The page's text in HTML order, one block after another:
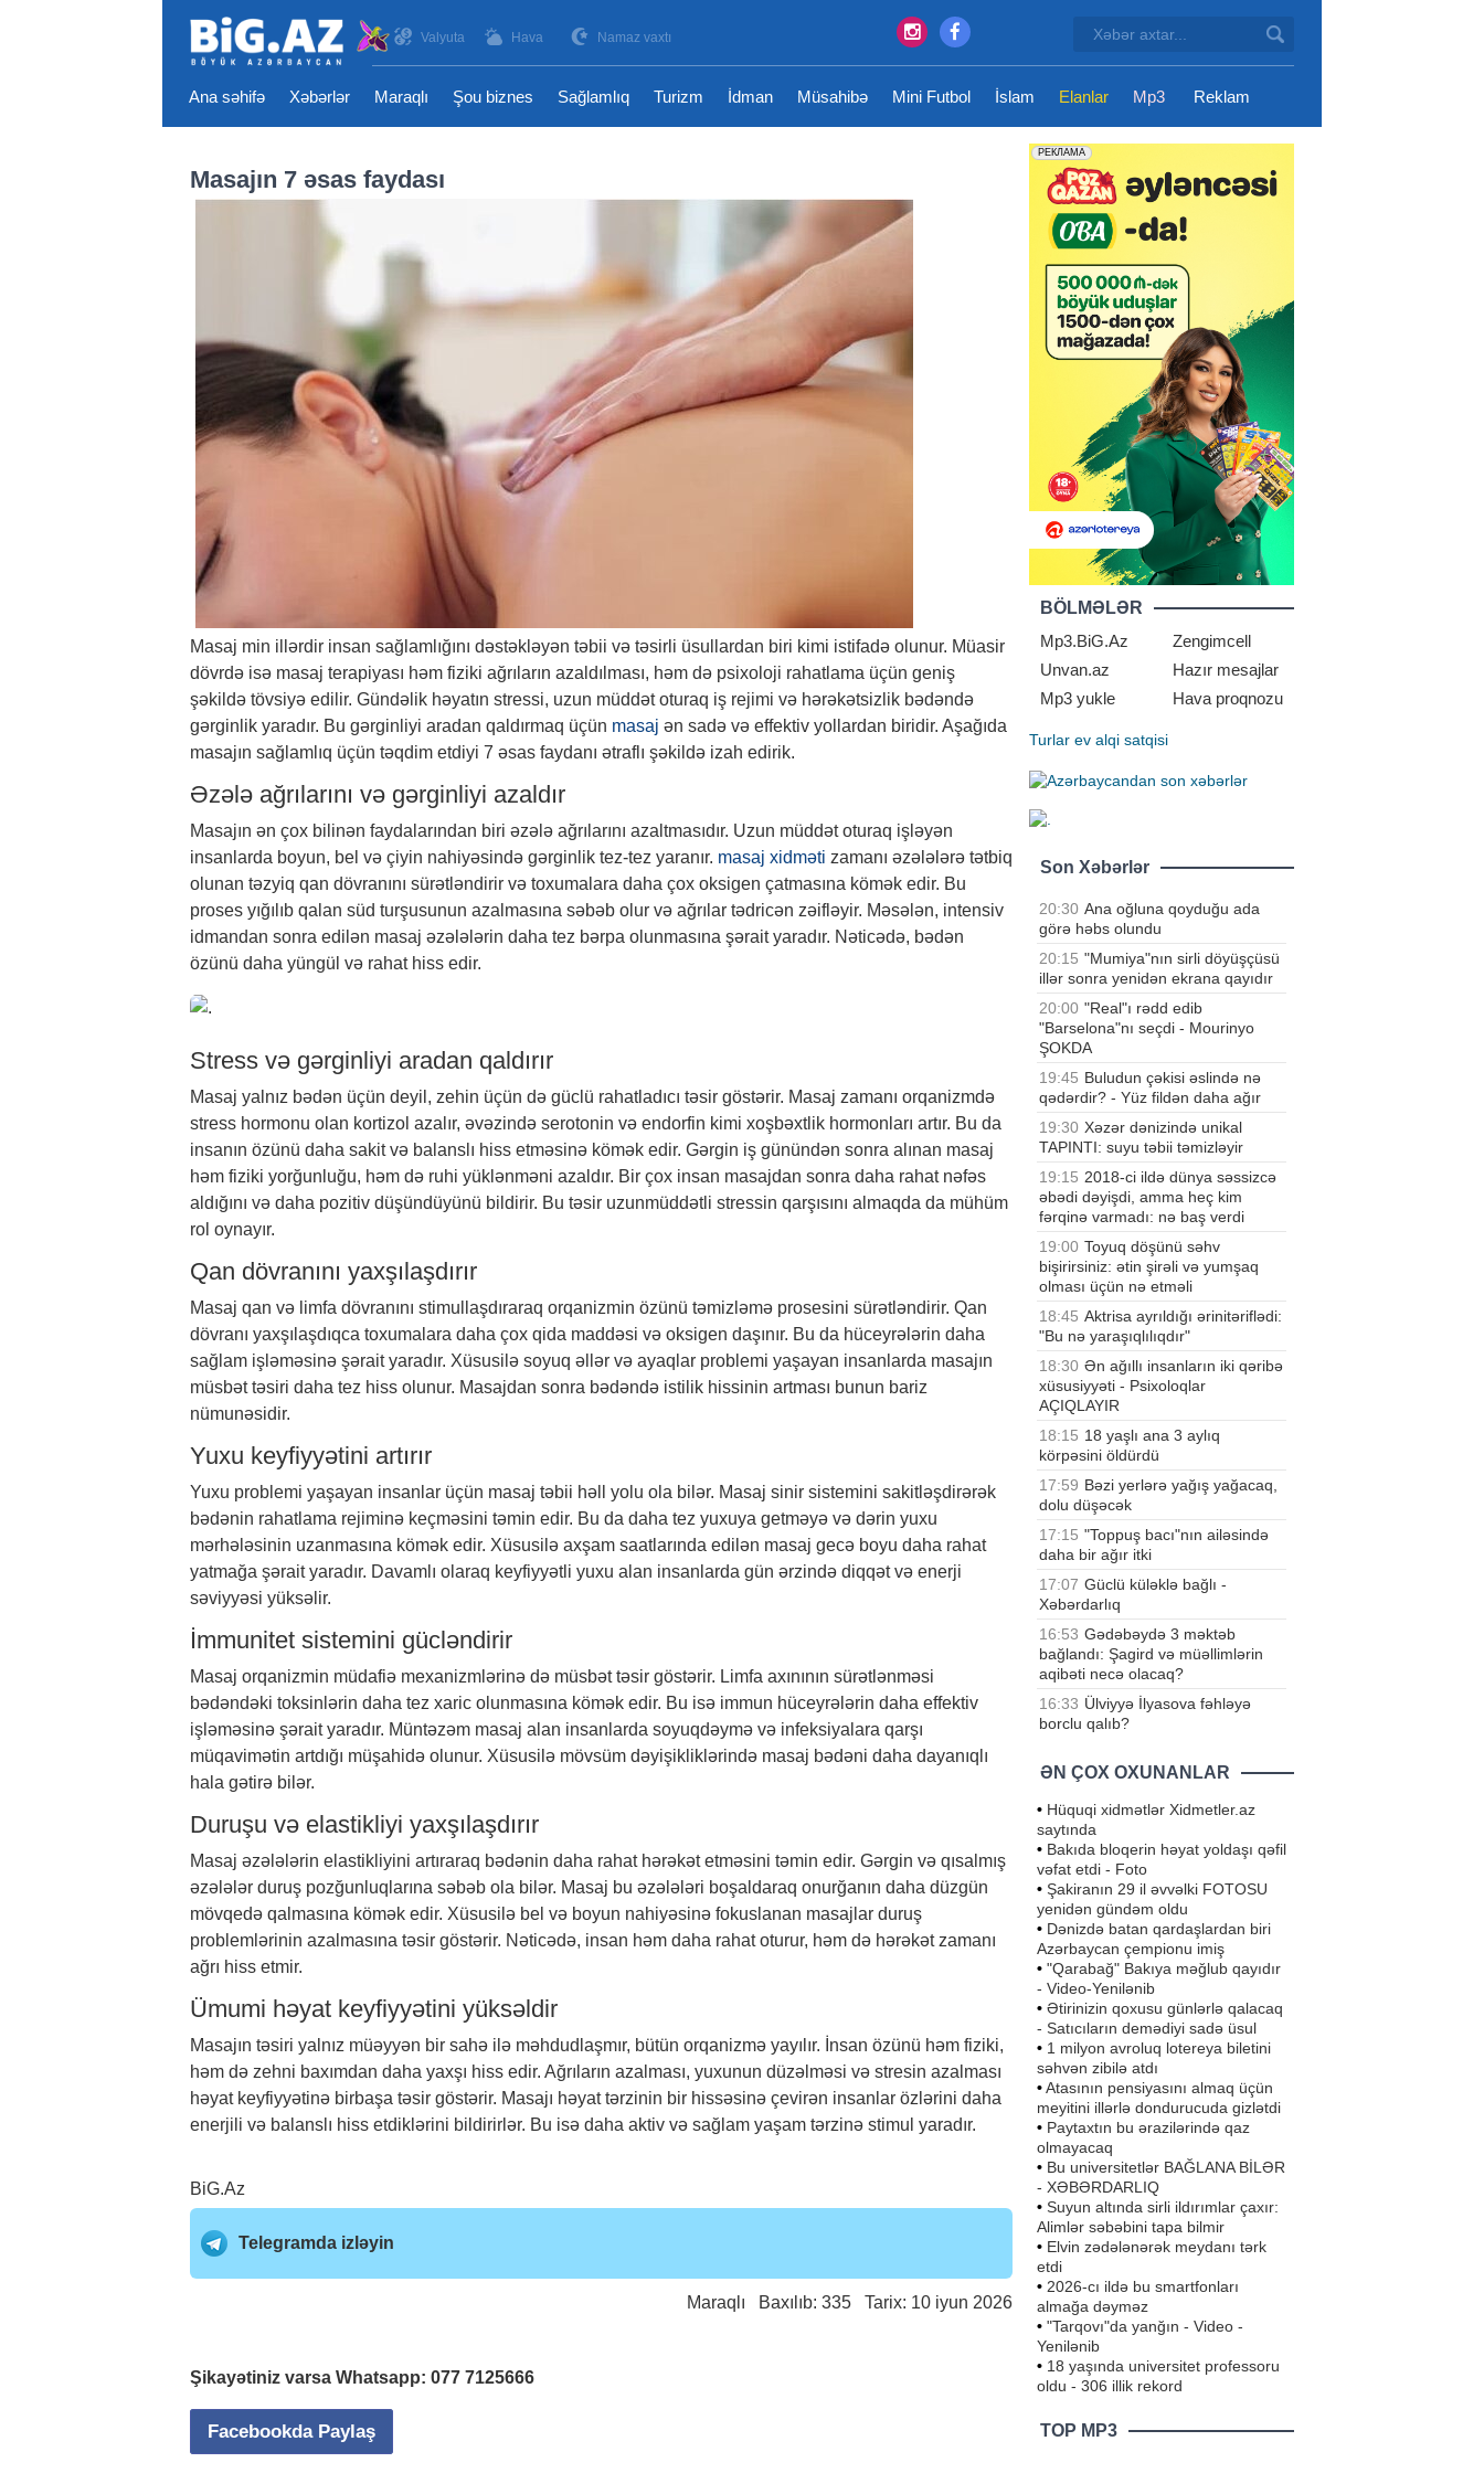
Valyuta Hava Namaz vaxtı
Ana səhifə Xəbərlər Maraqlı Şou biznes Sağlamlıq Turizm İdman Müsahibə Mini Futbol İslam Elanlar Mp3 Reklam
Masajın 7 əsas faydası
Masaj min illərdir insan sağlamlığını dəstəkləyən təbii və təsirli üsullardan biri kimi istifadə olunur. Müasir
dövrdə isə masaj terapiyası həm fiziki ağrıların azaldılması, həm də psixoloji rahatlama üçün geniş
şəkildə tövsiyə edilir. Gündəlik həyatın stressi, uzun müddət oturaq iş rejimi və hərəkətsizlik bədəndə
gərginlik yaradır. Bu gərginliyi aradan qaldırmaq üçün masaj ən sadə və effektiv yollardan biridir. Aşağıda
masajın sağlamlıq üçün təqdim etdiyi 7 əsas faydanı ətraflı şəkildə izah edirik.
Əzələ ağrılarını və gərginliyi azaldır
Masajın ən çox bilinən faydalarından biri əzələ ağrılarını azaltmasıdır. Uzun müddət oturaq işləyən
insanlarda boyun, bel və çiyin nahiyəsində gərginlik tez-tez yaranır. masaj xidməti zamanı əzələlərə tətbiq
olunan təzyiq qan dövranını sürətləndirir və toxumalara daha çox oksigen çatmasına kömək edir. Bu
proses yığılıb qalan süd turşusunun azalmasına səbəb olur və ağrılar tədricən zəifləyir. Məsələn, intensiv
idmandan sonra edilən masaj əzələlərin daha tez bərpa olunmasına şərait yaradır. Nəticədə, bədən
özünü daha yüngül və rahat hiss edir.
Stress və gərginliyi aradan qaldırır
Masaj yalnız bədən üçün deyil, zehin üçün də güclü rahatladıcı təsir göstərir. Masaj zamanı orqanizmdə
stress hormonu olan kortizol azalır, əvəzində serotonin və endorfin kimi xoşbəxtlik hormonları artır. Bu da
insanın özünü daha sakit və balanslı hiss etməsinə kömək edir. Gərgin iş günündən sonra alınan masaj
həm fiziki yorğunluğu, həm də ruhi yüklənməni azaldır. Bir çox insan masajdan sonra daha rahat nəfəs
aldığını və daha pozitiv düşündüyünü bildirir. Bu təsir uzunmüddətli stressin qarşısını almaqda da mühüm
rol oynayır.
Qan dövranını yaxşılaşdırır
Masaj qan və limfa dövranını stimullaşdıraraq orqanizmin özünü təmizləmə prosesini sürətləndirir. Qan
dövranı yaxşılaşdıqca toxumalara daha çox qida maddəsi və oksigen daşınır. Bu da hüceyrələrin daha
sağlam işləməsinə şərait yaradır. Xüsusilə soyuq əllər və ayaqlar problemi yaşayan insanlarda masajın
müsbət təsiri daha tez hiss olunur. Masajdan sonra bədəndə istilik hissinin artması bunun bariz
nümunəsidir.
Yuxu keyfiyyətini artırır
Yuxu problemi yaşayan insanlar üçün masaj təbii həll yolu ola bilər. Masaj sinir sistemini sakitləşdirərək
bədənin rahatlama rejiminə keçməsini təmin edir. Bu da daha tez yuxuya getməyə və dərin yuxu
mərhələsinin uzanmasına kömək edir. Xüsusilə axşam saatlarında edilən masaj gecə boyu daha rahat
yatmağa şərait yaradır. Davamlı olaraq keyfiyyətli yuxu alan insanlarda gün ərzində diqqət və enerji
səviyyəsi yüksəlir.
İmmunitet sistemini gücləndirir
Masaj orqanizmin müdafiə mexanizmlərinə də müsbət təsir göstərir. Limfa axınının sürətlənməsi
bədəndəki toksinlərin daha tez xaric olunmasına kömək edir. Bu isə immun hüceyrələrin daha effektiv
işləməsinə şərait yaradır. Müntəzəm masaj alan insanlarda soyuqdəymə və infeksiyalara qarşı
müqavimətin artdığı müşahidə olunur. Xüsusilə mövsüm dəyişikliklərində masaj bədəni daha dayanıqlı
hala gətirə bilər.
Duruşu və elastikliyi yaxşılaşdırır
Masaj əzələlərin elastikliyini artıraraq bədənin daha rahat hərəkət etməsini təmin edir. Gərgin və qısalmış
əzələlər duruş pozğunluqlarına səbəb ola bilər. Masaj bu əzələləri boşaldaraq onurğanın daha düzgün
mövqedə qalmasına kömək edir. Xüsusilə bel və boyun nahiyəsinə fokuslanan masajlar duruş
problemlərinin azalmasına təsir göstərir. Nəticədə, insan həm daha rahat oturur, həm də hərəkət zamanı
ağrı hiss etmir.
Ümumi həyat keyfiyyətini yüksəldir
Masajın təsiri yalnız müəyyən bir sahə ilə məhdudlaşmır, bütün orqanizmə yayılır. İnsan özünü həm fiziki,
həm də zehni baxımdan daha yaxşı hiss edir. Ağrıların azalması, yuxunun düzəlməsi və stresin azalması
həyat keyfiyyətinə birbaşa təsir göstərir. Masajı həyat tərzinin bir hissəsinə çevirən insanlar özlərini daha
enerjili və balanslı hiss etdiklərini bildirirlər. Bu isə daha aktiv və sağlam yaşam tərzinə stimul yaradır.
BiG.Az
Telegramda izləyin
Maraqlı Baxılıb: 335 Tarix: 10 iyun 2026
Şikayətiniz varsa Whatsapp: 077 7125666
Facebookda Paylaş
BÖLMƏLƏR
Mp3.BiG.Az
Zengimcell
Unvan.az
Hazır mesajlar
Mp3 yukle
Hava proqnozu
Turlar ev alqi satqisi
Son Xəbərlər
20:30 Ana oğluna qoyduğu ada
görə həbs olundu
20:15 "Mumiya"nın sirli döyüşçüsü
illər sonra yenidən ekrana qayıdır
20:00 "Real"ı rədd edib
"Barselona"nı seçdi - Mourinyo
ŞOKDA
19:45 Buludun çəkisi əslində nə
qədərdir? - Yüz fildən daha ağır
19:30 Xəzər dənizində unikal
TAPINTI: suyu təbii təmizləyir
19:15 2018-ci ildə dünya səssizcə
əbədi dəyişdi, amma heç kim
fərqinə varmadı: nə baş verdi
19:00 Toyuq döşünü səhv
bişirirsiniz: ətin şirəli və yumşaq
olması üçün nə etməli
18:45 Aktrisa ayrıldığı ərinitəriflədi:
"Bu nə yaraşıqlılıqdır"
18:30 Ən ağıllı insanların iki qəribə
xüsusiyyəti - Psixoloqlar
AÇIQLAYIR
18:15 18 yaşlı ana 3 aylıq
körpəsini öldürdü
17:59 Bəzi yerlərə yağış yağacaq,
dolu düşəcək
17:15 "Toppuş bacı"nın ailəsində
daha bir ağır itki
17:07 Güclü küləklə bağlı -
Xəbərdarlıq
16:53 Gədəbəydə 3 məktəb
bağlandı: Şagird və müəllimlərin
aqibəti necə olacaq?
16:33 Ülviyyə İlyasova fəhləyə
borclu qalıb?
ƏN ÇOX OXUNANLAR
• Hüquqi xidmətlər Xidmetler.az
saytında
• Bakıda bloqerin həyat yoldaşı qəfil
vəfat etdi - Foto
• Şakiranın 29 il əvvəlki FOTOSU
yenidən gündəm oldu
• Dənizdə batan qardaşlardan biri
Azərbaycan çempionu imiş
• "Qarabağ" Bakıya məğlub qayıdır
- Video-Yenilənib
• Ətirinizin qoxusu günlərlə qalacaq
- Satıcıların demədiyi sadə üsul
• 1 milyon avroluq lotereya biletini
səhvən zibilə atdı
•Atasının pensiyasını almaq üçün
meyitini illərlə dondurucuda gizlətdi
• Paytaxtın bu ərazilərində qaz
olmayacaq
• Bu universitetlər BAĞLANA BİLƏR
- XƏBƏRDARLIQ
• Suyun altında sirli ildırımlar çaxır:
Alimlər səbəbini tapa bilmir
• Elvin zədələnərək meydanı tərk
etdi
• 2026-cı ildə bu smartfonları
almağa dəyməz
• "Tarqovı"da yanğın - Video -
Yenilənib
• 18 yaşında universitet professoru
oldu - 306 illik rekord
TOP MP3